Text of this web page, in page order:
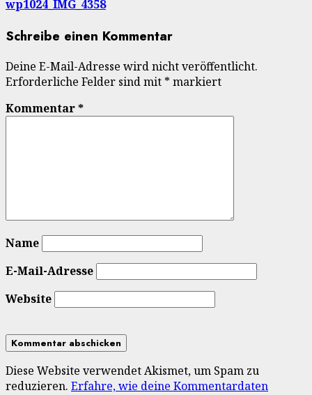
wp1024_IMG_4358
Schreibe einen Kommentar
Deine E-Mail-Adresse wird nicht veröffentlicht.
Erforderliche Felder sind mit * markiert
Kommentar*
Name
E-Mail-Adresse
Website
Diese Website verwendet Akismet, um Spam zu
reduzieren. Erfahre, wie deine Kommentardaten